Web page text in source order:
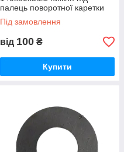
палець поворотної каретки
задня стріла САТ
Під замовлення
від 100 ₴
Купити